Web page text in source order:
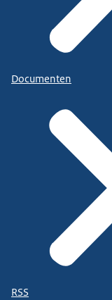
Documenten
RSS